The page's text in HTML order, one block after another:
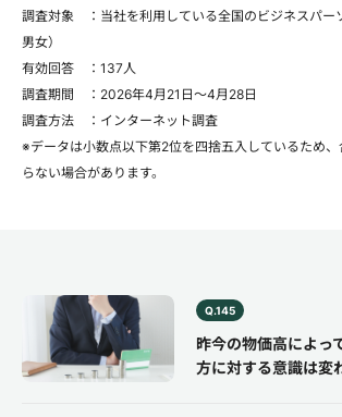
調査対象 ：当社を利用している全国のビジネスパー
男女）
有効回答 ：137人
調査期間 ：2026年4月21日～4月28日
調査方法 ：インターネット調査
※データは小数点以下第2位を四捨五入しているため
らない場合があります。
Q.145
昨今の物価高によっ
方に対する意識は変